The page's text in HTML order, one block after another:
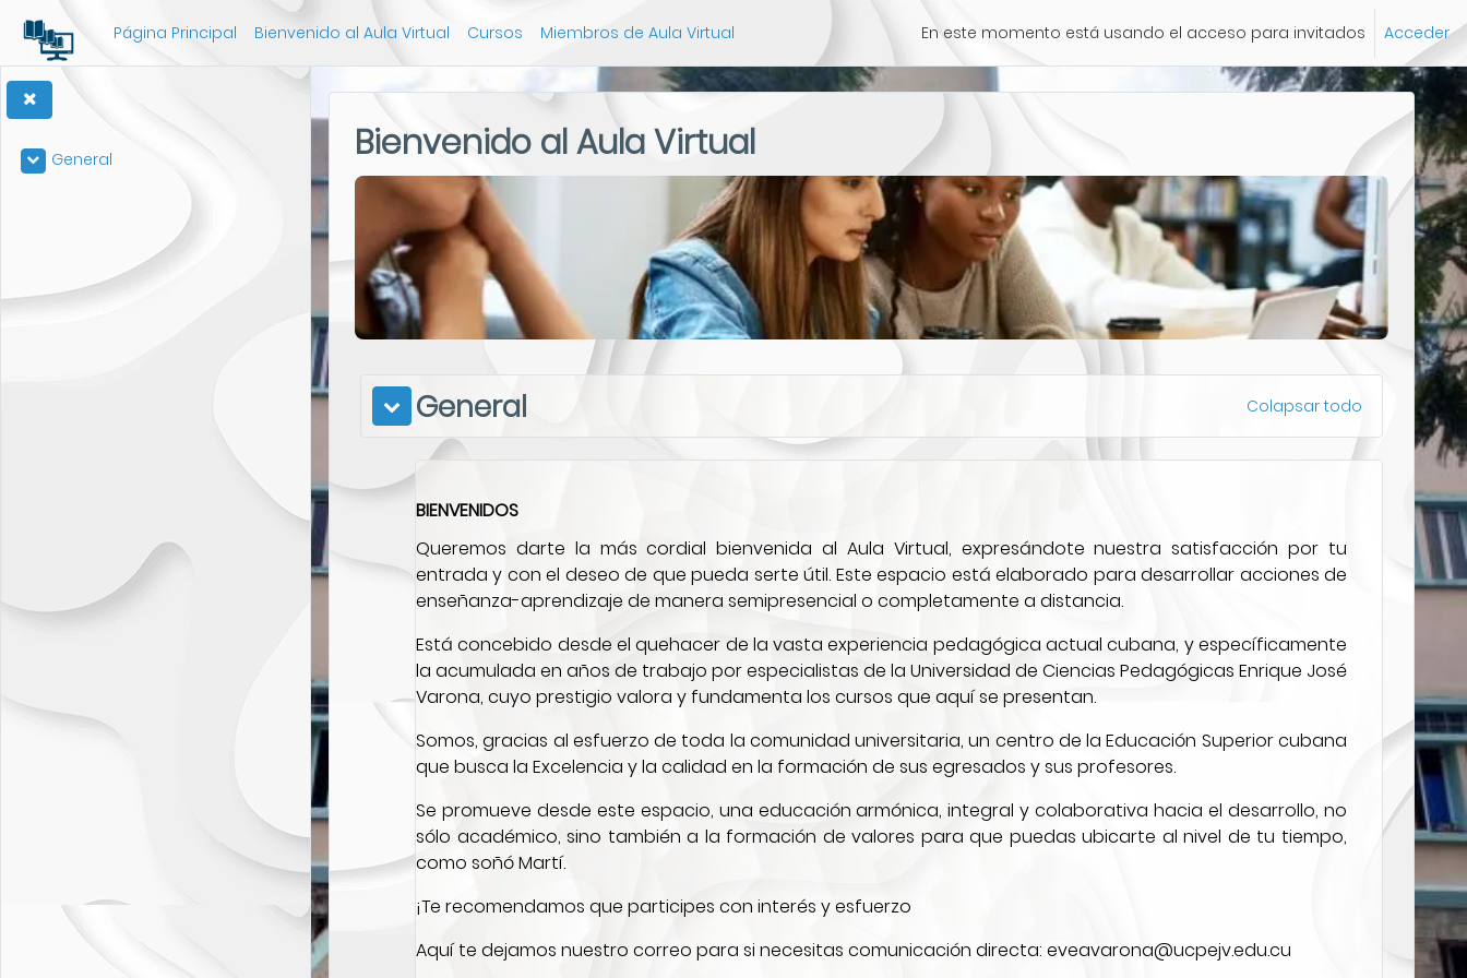
Salta al contenido principal
Página Principal
Bienvenido al Aula Virtual Cursos Miembros de Aula Virtual En este momento está usando el acceso para invitados Acceder
Colapsar
General Bienvenido al Aula Virtual
Diagrama de temas
General Colapsar todo
BIENVENIDOS
Queremos darte la más cordial bienvenida al Aula Virtual, expresándote nuestra satisfacción por tu
entrada y con el deseo de que pueda serte útil. Este espacio está elaborado para desarrollar acciones de
enseñanza-aprendizaje de manera semipresencial o completamente a distancia.
Está concebido desde el quehacer de la vasta experiencia pedagógica actual cubana, y específicamente
la acumulada en años de trabajo por especialistas de la Universidad de Ciencias Pedagógicas Enrique José
Varona, cuyo prestigio valora y fundamenta los cursos que aquí se presentan.
Somos, gracias al esfuerzo de toda la comunidad universitaria, un centro de la Educación Superior cubana
que busca la Excelencia y la calidad en la formación de sus egresados y sus profesores.
Se promueve desde este espacio, una educación armónica, integral y colaborativa hacia el desarrollo, no
sólo académico, sino también a la formación de valores para que puedas ubicarte al nivel de tu tiempo,
como soñó Martí.
¡Te recomendamos que participes con interés y esfuerzo
Aquí te dejamos nuestro correo para si necesitas comunicación directa: eveavarona@ucpejv.edu.cu